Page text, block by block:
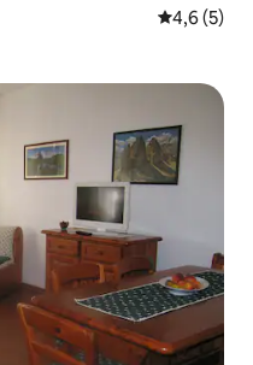
4,6 de
4,6 (5)